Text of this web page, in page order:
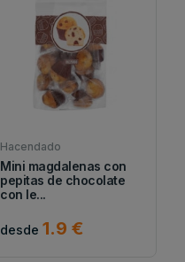
Hacendado
Mini magdalenas con
pepitas de chocolate
con le...
desde 1.9 €